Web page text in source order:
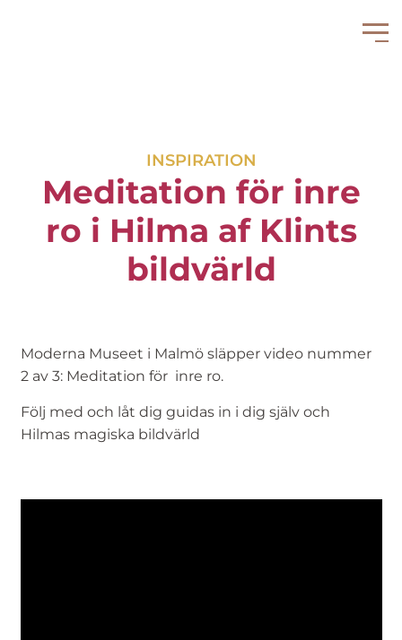
INSPIRATION
Meditation för inre
ro i Hilma af Klints
bildvärld
Moderna Museet i Malmö släpper video nummer
2 av 3: Meditation för inre ro.
Följ med och låt dig guidas in i dig själv och
Hilmas magiska bildvärld